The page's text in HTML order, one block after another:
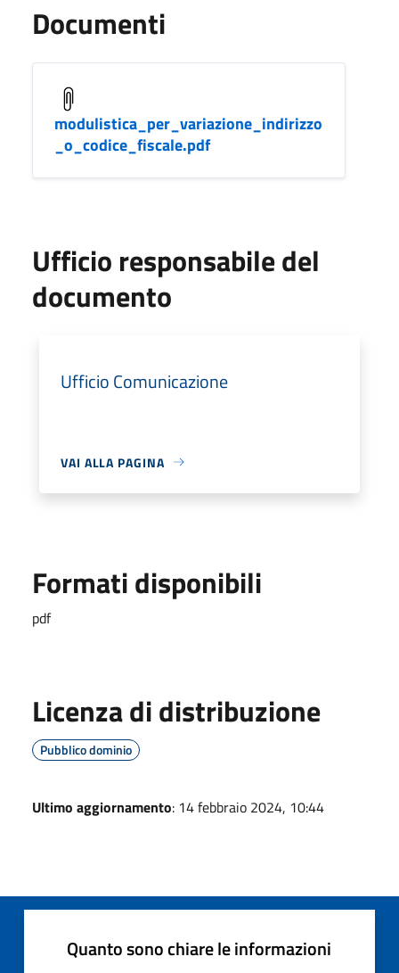
Documenti
modulistica_per_variazione_indirizzo
_o_codice_fiscale.pdf
Ufficio responsabile del
documento
Ufficio Comunicazione
VAI ALLA PAGINA
Formati disponibili
pdf
Licenza di distribuzione
Pubblico dominio
Ultimo aggiornamento: 14 febbraio 2024, 10:44
Quanto sono chiare le informazioni